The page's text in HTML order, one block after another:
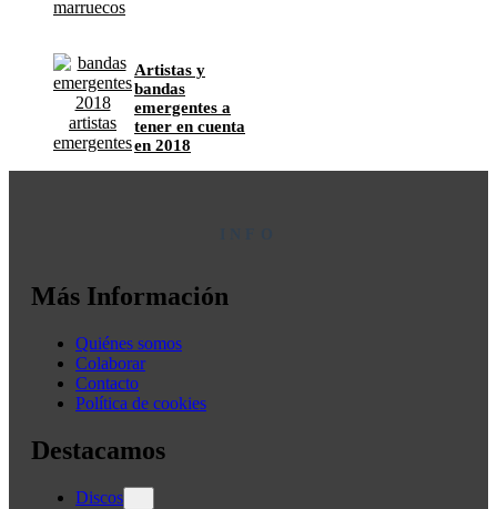
Artistas y
bandas
emergentes a
tener en cuenta
en 2018
Más Información
Quiénes somos
Colaborar
Contacto
Política de cookies
Destacamos
Discos